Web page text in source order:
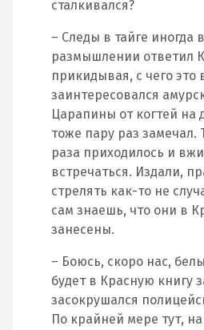
сталкивался?
– Следы в тайге иногда
размышлении ответил
прикидывая, с чего это
заинтересовался
Царапины от когтей на
тоже пару раз замечал.
раза приходилось и
встречаться. Издали,
стрелять как-то не
сам знаешь, что они в
занесены.
– Боюсь, скоро нас,
будет в Красную книгу
засокрушался
По крайней мере тут,